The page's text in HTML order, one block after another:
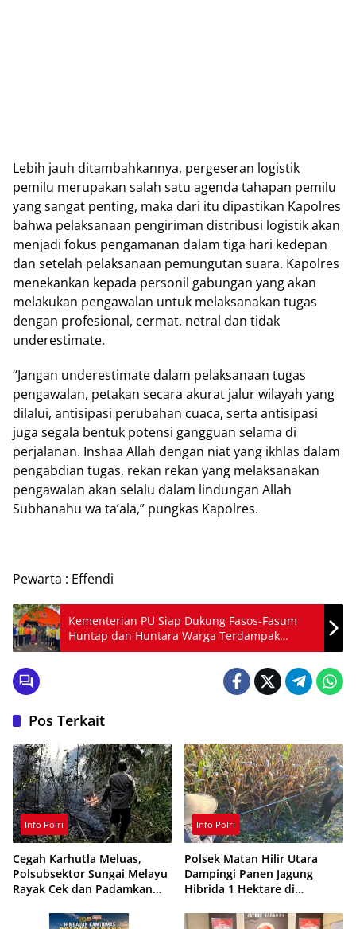
Lebih jauh ditambahkannya, pergeseran logistik
pemilu merupakan salah satu agenda tahapan pemilu
yang sangat penting, maka dari itu dipastikan Kapolres
bahwa pelaksanaan pengiriman distribusi logistik akan
menjadi fokus pengamanan dalam tiga hari kedepan
dan setelah pelaksanaan pemungutan suara. Kapolres
menekankan kepada personil gabungan yang akan
melakukan pengawalan untuk melaksanakan tugas
dengan profesional, cermat, netral dan tidak
underestimate.
“Jangan underestimate dalam pelaksanaan tugas
pengawalan, petakan secara akurat jalur wilayah yang
dilalui, antisipasi perubahan cuaca, serta antisipasi
juga segala bentuk potensi gangguan selama di
perjalanan. Inshaa Allah dengan niat yang ikhlas dalam
pengabdian tugas, rekan rekan yang melaksanakan
pengawalan akan selalu dalam lindungan Allah
Subhanahu wa ta’ala,” pungkas Kapolres.
Pewarta : Effendi
Kementerian PU Siap Dukung Fasos-Fasum
Huntap dan Huntara Warga Terdampak
Bencana Letusan Gunung Lewotobi Laki-Laki
Pos Terkait
Info Polri
Cegah Karhutla Meluas,
Polsubsektor Sungai Melayu
Rayak Cek dan Padamkan
Info Polri
Polsek Matan Hilir Utara
Dampingi Panen Jagung
Hibrida 1 Hektare di